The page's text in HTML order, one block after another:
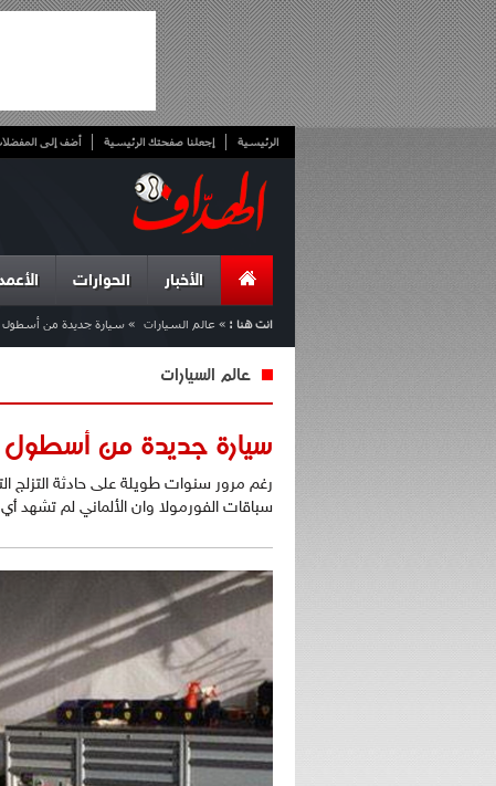
الرئيسية إجعلنا صفحتك الرئيسية أضف إلى
الأخبار الحوارات
انت هنا : » عالم السيارات » سيارة جديدة من أسطول
عالم السيارات
سيارة جديدة من أسطول
رغم مرور سنوات طويلة على حادثة التزلج
سباقات الفورمولا وان الألماني لم تشهد